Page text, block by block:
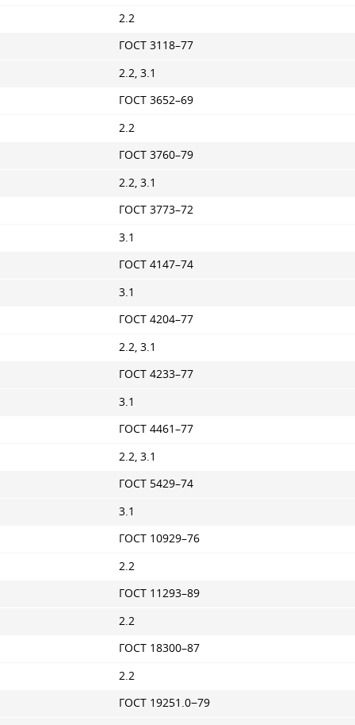
2.2
ГОСТ 3118–77
2.2, 3.1
ГОСТ 3652–69
2.2
ГОСТ 3760–79
2.2, 3.1
ГОСТ 3773–72
3.1
ГОСТ 4147–74
3.1
ГОСТ 4204–77
2.2, 3.1
ГОСТ 4233–77
3.1
ГОСТ 4461–77
2.2, 3.1
ГОСТ 5429–74
3.1
ГОСТ 10929–76
2.2
ГОСТ 11293–89
2.2
ГОСТ 18300–87
2.2
ГОСТ 19251.0−79